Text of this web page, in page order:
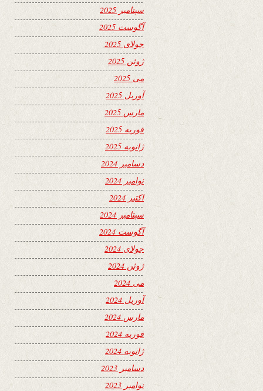
سپتامبر 2025
آگوست 2025
جولای 2025
ژوئن 2025
می 2025
آوریل 2025
مارس 2025
فوریه 2025
ژانویه 2025
دسامبر 2024
نوامبر 2024
اکتبر 2024
سپتامبر 2024
آگوست 2024
جولای 2024
ژوئن 2024
می 2024
آوریل 2024
مارس 2024
فوریه 2024
ژانویه 2024
دسامبر 2023
نوامبر 2023